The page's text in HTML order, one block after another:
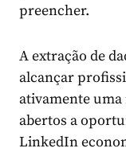
preencher.
A extração de
alcançar
ativamente uma
abertos a
LinkedIn